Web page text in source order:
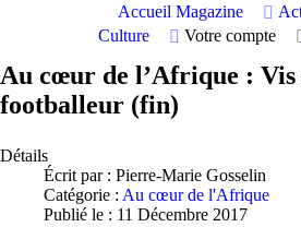
Accueil Magazine
Culture
Votre compte
Au cœur de l’Afrique : Vis
footballeur (fin)
Détails
Écrit par : Pierre-Marie Gosselin
Catégorie : Au cœur de l'Afrique
Publié le : 11 Décembre 2017